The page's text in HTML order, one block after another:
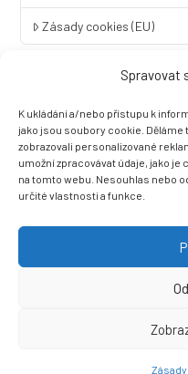
Spravovat
K ukládání a/nebo přístupu k
jako jsou soubory cookie. Děláme
zobrazovali personalizované
umožní zpracovávat údaje, jako je
na tomto webu. Nesouhlas nebo
určité vlastnosti a funkce.
Zásady cookies (EU)
LINGUA UNIVERSAL
s.r.o.
Sovova 2
412 01 Litoměřice
+420 416 733 690
datová schránka: 3vnipkd
Než